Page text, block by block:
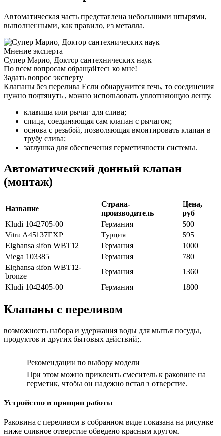
Автоматическая часть представлена небольшими штырями,
выполненными, как правило, из металла.
Мнение эксперта
Супер Марио, Доктор сантехнических наук
По всем вопросам обращайтесь ко мне!
Задать вопрос эксперту
Клапаны без перелива Если обнаружится течь, то соединения
нужно подтянуть , можно использовать уплотняющую ленту.
клавиша или рычаг для слива;
спица, соединяющая сам клапан с рычагом;
основа с резьбой, позволяющая вмонтировать клапан в
трубу слива;
заглушка для обеспечения герметичности системы.
Автоматический донный клапан
(монтаж)
Название
Страна-
производитель
Цена,
руб
Kludi 1042705-00
Германия
500
Vitra A45137EXP
Турция
595
Elghansa sifon WBT12
Германия
1000
Viega 103385
Германия
780
Elghansa sifon WBT12-
bronze
Германия
1360
Kludi 1042405-00
Германия 1800
Клапаны с переливом
возможность набора и удержания воды для мытья посуды,
продуктов и других бытовых действий;.
Рекомендации по выбору модели
При этом можно приклеить смеситель к раковине на
герметик, чтобы он надежно встал в отверстие.
Устройство и принцип работы
Раковина с переливом в собранном виде показана на рисунке
ниже сливное отверстие обведено красным кругом.